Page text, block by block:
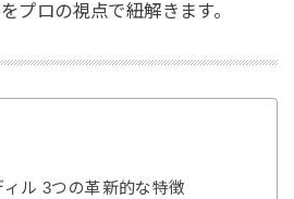
プロの視点で紐解きます。
ル 3つの革新的な特徴